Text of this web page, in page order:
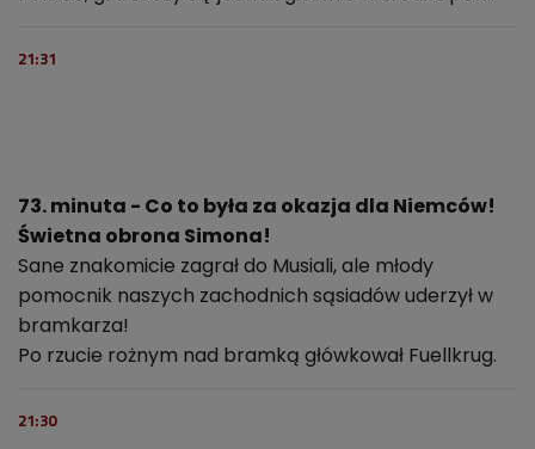
21:31
73. minuta - Co to była za okazja dla Niemców!
Świetna obrona Simona!
Sane znakomicie zagrał do Musiali, ale młody
pomocnik naszych zachodnich sąsiadów uderzył w
bramkarza!
Po rzucie rożnym nad bramką główkował Fuellkrug.
21:30